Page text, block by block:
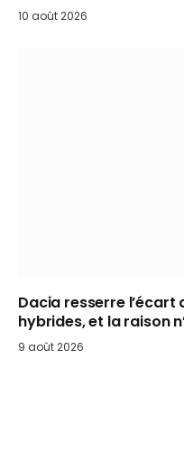
10 août 2026
Dacia resserre l’écart
hybrides, et la raison
9 août 2026